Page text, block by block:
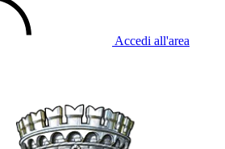
Accedi all'area